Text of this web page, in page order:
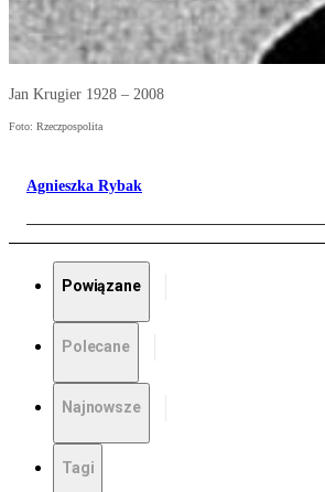
Jan Krugier 1928 – 2008
Foto: Rzeczpospolita
Agnieszka Rybak
Powiązane
Polecane
Najnowsze
Tagi